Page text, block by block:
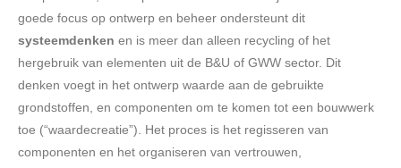
goede focus op ontwerp en beheer ondersteunt dit
systeemdenken en is meer dan alleen recycling of het
hergebruik van elementen uit de B&U of GWW sector. Dit
denken voegt in het ontwerp waarde aan de gebruikte
grondstoffen, en componenten om te komen tot een bouwwerk
toe (“waardecreatie”). Het proces is het regisseren van
componenten en het organiseren van vertrouwen,